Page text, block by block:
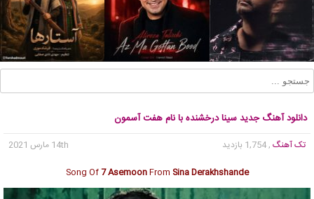
دانلود آهنگ جدید سینا درخشنده با نام هفت آسمون
تک آهنگ , 1,754 بازدید
14th مارس 2021
Song Of7 AsemoonFrom Sina Derakhshande